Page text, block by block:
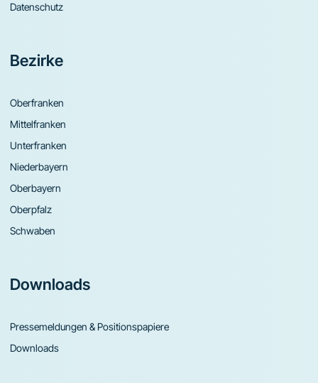
Datenschutz
Bezirke
Oberfranken
Mittelfranken
Unterfranken
Niederbayern
Oberbayern
Oberpfalz
Schwaben
Downloads
Pressemeldungen & Positionspapiere
Downloads